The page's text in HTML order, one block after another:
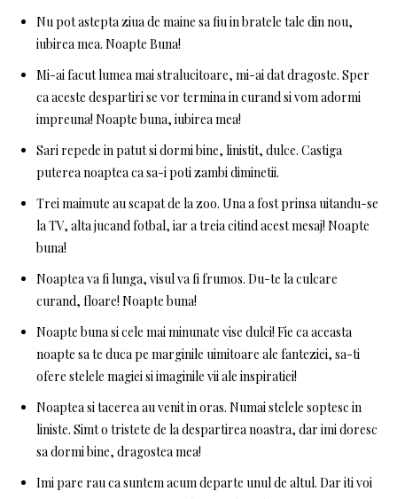
Nu pot astepta ziua de maine sa fiu in bratele tale din nou,
iubirea mea. Noapte Buna!
Mi-ai facut lumea mai stralucitoare, mi-ai dat dragoste. Sper
ca aceste despartiri se vor termina in curand si vom adormi
impreuna! Noapte buna, iubirea mea!
Sari repede in patut si dormi bine, linistit, dulce. Castiga
puterea noaptea ca sa-i poti zambi diminetii.
Trei maimute au scapat de la zoo. Una a fost prinsa uitandu-se
la TV, alta jucand fotbal, iar a treia citind acest mesaj! Noapte
buna!
Noaptea va fi lunga, visul va fi frumos. Du-te la culcare
curand, floare! Noapte buna!
Noapte buna si cele mai minunate vise dulci! Fie ca aceasta
noapte sa te duca pe marginile uimitoare ale fanteziei, sa-ti
ofere stelele magiei si imaginile vii ale inspiratiei!
Noaptea si tacerea au venit in oras. Numai stelele soptesc in
liniste. Simt o tristete de la despartirea noastra, dar imi doresc
sa dormi bine, dragostea mea!
Imi pare rau ca suntem acum departe unul de altul. Dar iti voi